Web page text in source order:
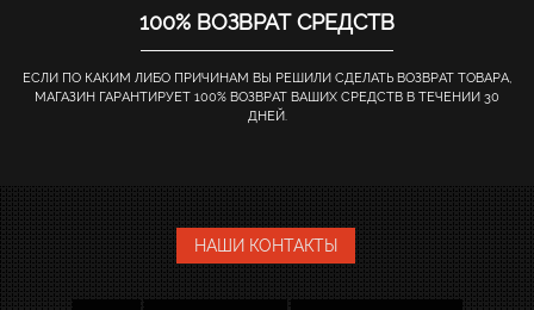
100% ВОЗВРАТ СРЕДСТВ
ЕСЛИ ПО КАКИМ ЛИБО ПРИЧИНАМ ВЫ РЕШИЛИ СДЕЛАТЬ ВОЗВРАТ ТОВАРА,
МАГАЗИН ГАРАНТИРУЕТ 100% ВОЗВРАТ ВАШИХ СРЕДСТВ В ТЕЧЕНИИ 30
ДНЕЙ.
НАШИ КОНТАКТЫ